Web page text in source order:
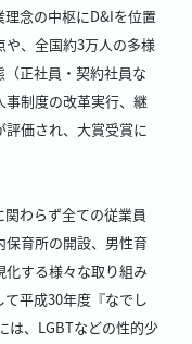
念の中枢にD&Iを位置
、全国約3万人の多様
正社員・契約社員な
事制度の改革実行、継
価され、大賞受賞に
わらず全ての従業員
育所の開設、男性育
する様々な取り組み
平成30年度『なでし
は、LGBTなどの性的少